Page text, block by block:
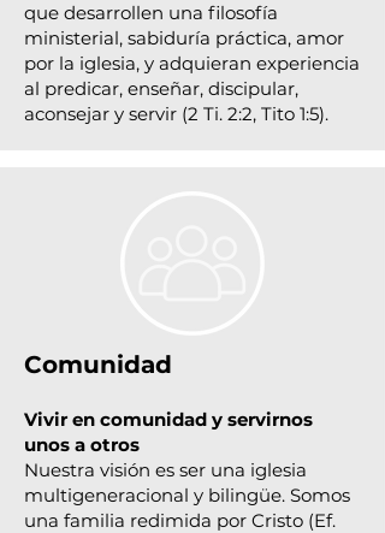
que desarrollen una filosofía
ministerial, sabiduría práctica, amor
por la iglesia, y adquieran experiencia
al predicar, enseñar, discipular,
aconsejar y servir (2 Ti. 2:2, Tito 1:5).
Comunidad
Vivir en comunidad y servirnos
unos a otros
Nuestra visión es ser una iglesia
multigeneracional y bilingüe. Somos
una familia redimida por Cristo (Ef.